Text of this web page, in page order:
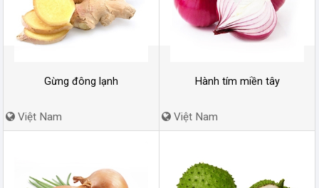
Gừng đông lạnh
Việt Nam
Hành tím miền tây
Việt Nam